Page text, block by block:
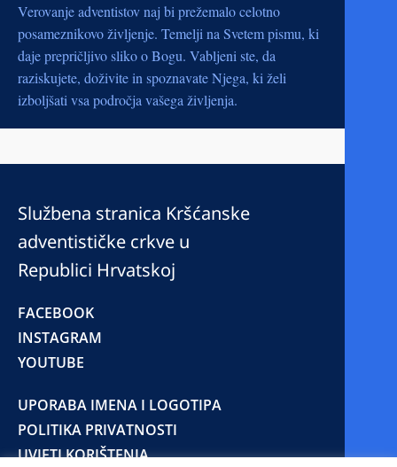
Verovanje adventistov naj bi prežemalo celotno
posameznikovo življenje. Temelji na Svetem pismu, ki
daje prepričljivo sliko o Bogu. Vabljeni ste, da
raziskujete, doživite in spoznavate Njega, ki želi
izboljšati vsa področja vašega življenja.
Službena stranica Kršćanske
adventističke crkve u
Republici Hrvatskoj
FACEBOOK
INSTAGRAM
YOUTUBE
UPORABA IMENA I LOGOTIPA
POLITIKA PRIVATNOSTI
UVJETI KORIŠTENJA